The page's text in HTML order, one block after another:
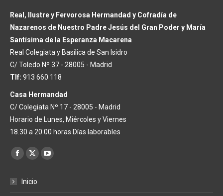
Real, Ilustre y Fervorosa Hermandad y Cofradía de
Nazarenos de Nuestro Padre Jesús del Gran Poder y María
Santísima de la Esperanza Macarena
Real Colegiata y Basílica de San Isidro
C/ Toledo Nº 37 - 28005 - Madrid
Tlf: 913 660 118
Casa Hermandad
C/ Colegiata Nº 17 - 28005 - Madrid
Horario de Lunes, Miércoles y Viernes
18.30 a 20.00 horas Días laborables
Encuéntranos en:
Facebook
opens
X
opens
YouTube
Inicio